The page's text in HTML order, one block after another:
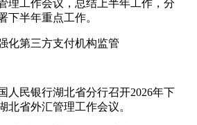
理工作会议，总结上半年工作，分
下半年重点工作。
化第三方支付机构监管
人民银行湖北省分行召开2026年下
北省外汇管理工作会议。